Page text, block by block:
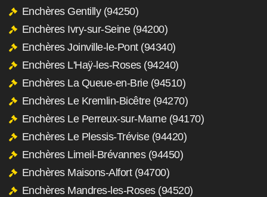
Enchères Gentilly (94250)
Enchères Ivry-sur-Seine (94200)
Enchères Joinville-le-Pont (94340)
Enchères L'Haÿ-les-Roses (94240)
Enchères La Queue-en-Brie (94510)
Enchères Le Kremlin-Bicêtre (94270)
Enchères Le Perreux-sur-Marne (94170)
Enchères Le Plessis-Trévise (94420)
Enchères Limeil-Brévannes (94450)
Enchères Maisons-Alfort (94700)
Enchères Mandres-les-Roses (94520)